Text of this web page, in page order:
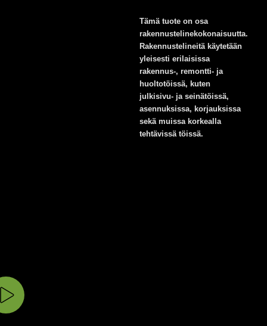
Tämä tuote on osa
rakennustelinekokonaisuutta.
Rakennustelineitä käytetään
yleisesti erilaisissa
rakennus-, remontti- ja
huoltotöissä, kuten
julkisivu- ja seinätöissä,
asennuksissa, korjauksissa
sekä muissa korkealla
tehtävissä töissä.